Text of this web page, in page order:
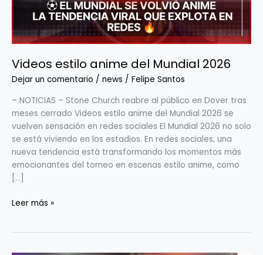
Videos estilo anime del Mundial 2026
Dejar un comentario / news / Felipe Santos
– NOTICIAS – Stone Church reabre al público en Dover tras
meses cerrado Videos estilo anime del Mundial 2026 se
vuelven sensación en redes sociales El Mundial 2026 no solo
se está viviendo en los estadios. En redes sociales, una
nueva tendencia está transformando los momentos más
emocionantes del torneo en escenas estilo anime, como
[…]
Leer más »